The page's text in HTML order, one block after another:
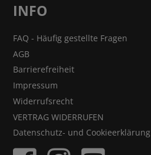
INFO
FAQ - Häufig gestellte Fragen
AGB
Barrierefreiheit
Impressum
Widerrufsrecht
VERTRAG WIDERRUFEN
Datenschutz- und Cookieerklärung